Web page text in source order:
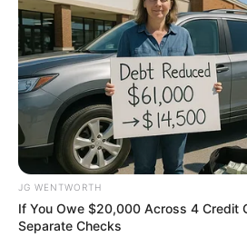
How They Made Little Simba
'The Lion King'
BRAINBERRIES
JG WENTWORTH
If You Owe $20,000 Across 4 Credit
Separate Checks